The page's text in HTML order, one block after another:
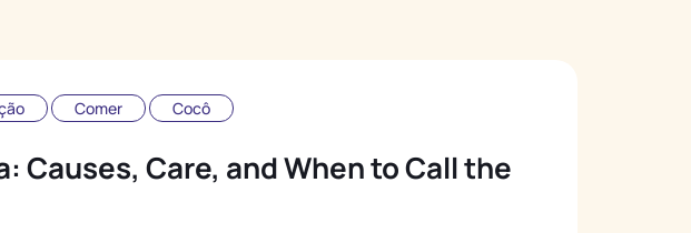
Italiano
Comer Cocô
Causes, Care, and When to Call the